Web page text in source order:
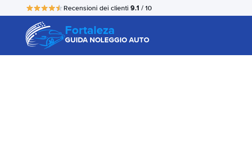
Recensioni dei clienti 9.1 / 10
Fortaleza
GUIDA NOLEGGIO AUTO